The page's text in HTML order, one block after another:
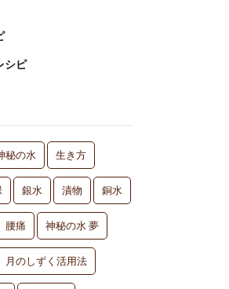
シピ
秘の水 生き方
銀水 漬物 銅水
腰痛 神秘の水 夢
月のしずく活用法